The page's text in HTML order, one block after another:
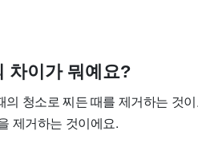
차이가 뭐예요?
청소로 찌든 때를 제거하는 것
제거하는 것이에요.